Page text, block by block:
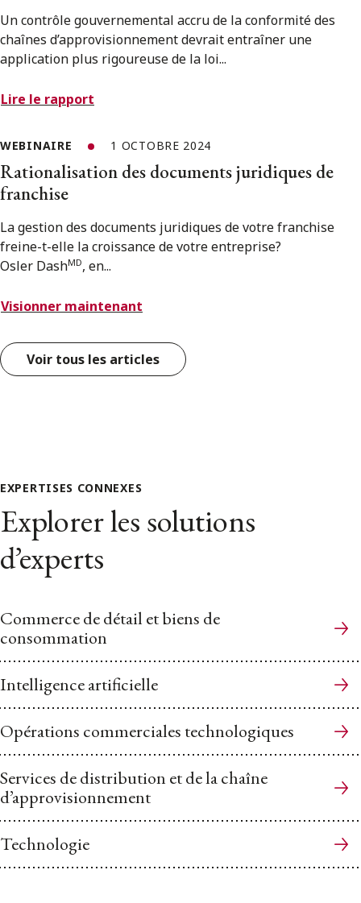
Un contrôle gouvernemental accru de la conformité des
chaînes d’approvisionnement devrait entraîner une
application plus rigoureuse de la loi...
Lire le rapport
WEBINAIRE 1 OCTOBRE 2024
Rationalisation des documents juridiques de
franchise
La gestion des documents juridiques de votre franchise
freine-t-elle la croissance de votre entreprise?
Osler DashMD, en...
Visionner maintenant
Voir tous les articles
EXPERTISES CONNEXES
Explorer les solutions
d’experts
Commerce de détail et biens de
consommation
Intelligence artificielle
Opérations commerciales technologiques
Services de distribution et de la chaîne
d’approvisionnement
Technologie